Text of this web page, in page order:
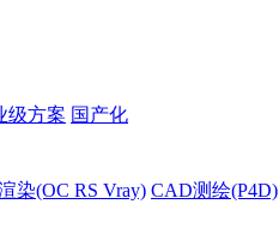
级方案 国产化
染(OC RS Vray) CAD测绘(P4D)